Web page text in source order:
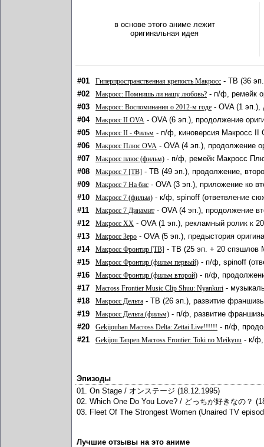
в основе этого аниме лежит
оригинальная идея
#01 Гиперпространственная крепость Макросс - ТВ (36
#02
Макросс: Помнишь ли нашу любовь? - п/ф, ремейк
#03
Макросс: Воспоминания о 2012-м годе - OVA (1 эп.),
#04
Макросс II OVA - OVA (6 эп.), продолжение
#05
Макросс II - Фильм - п/ф, киноверсия Макросс II
#06
Макросс Плюс OVA - OVA (4 эп.), продолжение
#07
Макросс плюс (фильм) - п/ф, ремейк Макросс
#08
Макросс 7 [ТВ] - ТВ (49 эп.), продолжение,
#09
Макросс 7 На бис - OVA (3 эп.), приложение ко
#10
Макросс 7 (фильм) - к/ф, spinoff (ответвление
#11
Макросс 7 Динамит - OVA (4 эп.), продолжение
#12
Макросс ХХ - OVA (1 эп.), рекламный ролик к
#13
Макросс Зеро - OVA (5 эп.), предыстория
#14
Макросс Фронтир [ТВ] - ТВ (25 эп. + 20 спэшлов
#15
Макросс Фронтир (фильм первый) - п/ф, spinoff
#16
Макросс Фронтир (фильм второй) - п/ф,
#17
Macross Frontier Music Clip Shuu: Nyankuri -
#18
Макросс Дельта - ТВ (26 эп.), развитие
#19
Макросс Дельта (фильм) - п/ф, развитие
#20
Gekijouban Macross Delta: Zettai Live!!!!!! - п/ф,
#21
Gekijou Tanpen Macross Frontier: Toki no Meikyuu - к/ф,
Эпизоды
01. On Stage / オンステージ (18.12.1995)
02. Which One Do You Love? / どっちが好きなの？
03. Fleet Of The Strongest Women (Unaired TV
Лучшие отзывы на это аниме